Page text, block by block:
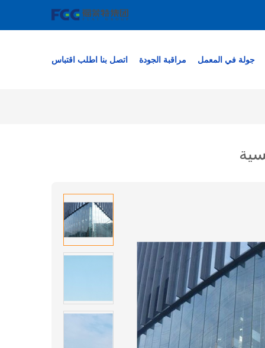
جولة في المعمل مراقبة الجودة اتصل بنا اطلب اقتباس